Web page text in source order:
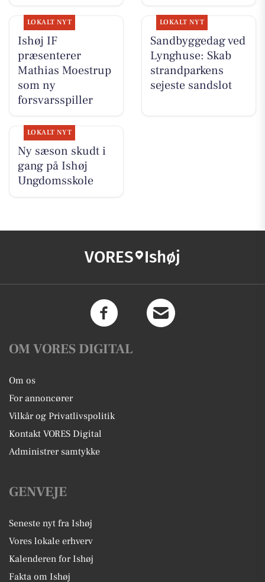
LOKALT NYT
Ishøj IF
præsenterer
Mathias Moestrup
som ny
forsvarsspiller
LOKALT NYT
Sandbyggedag ved
Lynghuse: Skab
strandparkens
sejeste sandslot
LOKALT NYT
Ny sæson skudt i
gang på Ishøj
Ungdomsskole
VORES Ishøj
OM VORES DIGITAL
Om os
For annoncører
Vilkår og Privatlivspolitik
Kontakt VORES Digital
Administrer samtykke
GENVEJE
Seneste nyt fra Ishøj
Vores lokale erhverv
Kalenderen for Ishøj
Fakta om Ishøj